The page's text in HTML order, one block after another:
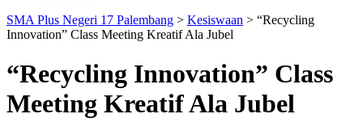
SMA Plus Negeri 17 Palembang > Kesiswaan > “Recycling
Innovation” Class Meeting Kreatif Ala Jubel
“Recycling Innovation” Class
Meeting Kreatif Ala Jubel